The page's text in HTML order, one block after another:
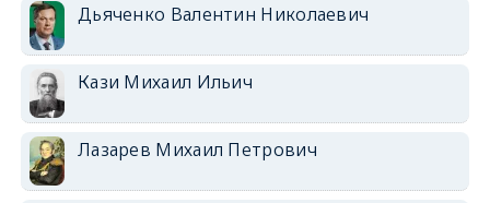
Дьяченко Валентин Николаевич
Кази Михаил Ильич
Лазарев Михаил Петрович